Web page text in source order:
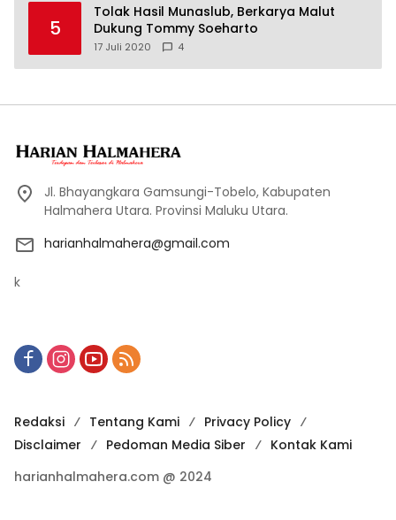
5
Tolak Hasil Munaslub, Berkarya Malut
Dukung Tommy Soeharto
17 Juli 2020 4
Jl. Bhayangkara Gamsungi-Tobelo, Kabupaten
Halmahera Utara. Provinsi Maluku Utara.
harianhalmahera@gmail.com
k
Redaksi Tentang Kami
Privacy Policy
Disclaimer
Pedoman Media Siber
Kontak Kami
harianhalmahera.com @ 2024